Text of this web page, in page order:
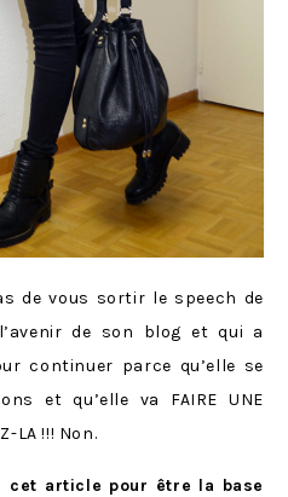
de vous sortir le speech de
de son blog et qui a
continuer parce qu’elle se
et qu’elle va FAIRE UNE
LA !!! Non.
cet article pour être la base